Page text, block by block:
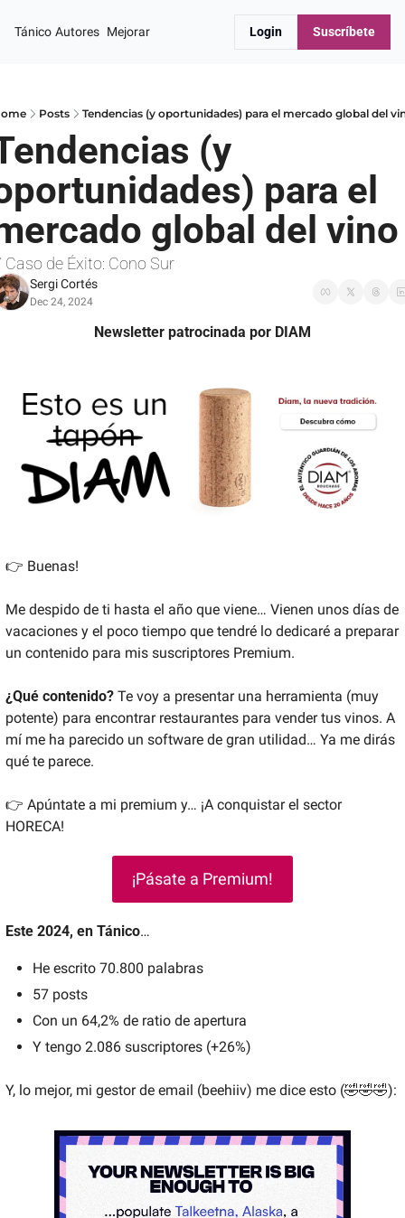
Tánico Autores Mejorar Login Suscríbete
Posts Tendencias (y oportunidades) para el mercado global del
(y
para el
global del vino
Caso de Éxito: Cono Sur
Sergi Cortés
Dec 24, 2024
Newsletter patrocinada por DIAM
👉 Buenas!
Me despido de ti hasta el año que viene… Vienen unos días de
vacaciones y el poco tiempo que tendré lo dedicaré a preparar
un contenido para mis suscriptores Premium.
¿Qué contenido? Te voy a presentar una herramienta (muy
potente) para encontrar restaurantes para vender tus vinos. A
mí me ha parecido un software de gran utilidad… Ya me dirás
qué te parece.
👉 Apúntate a mi premium y… ¡A conquistar el sector
HORECA!
¡Pásate a Premium!
Este 2024, en Tánico…
He escrito 70.800 palabras
57 posts
Con un 64,2% de ratio de apertura
Y tengo 2.086 suscriptores (+26%)
Y, lo mejor, mi gestor de email (beehiiv) me dice esto (🤣🤣🤣):